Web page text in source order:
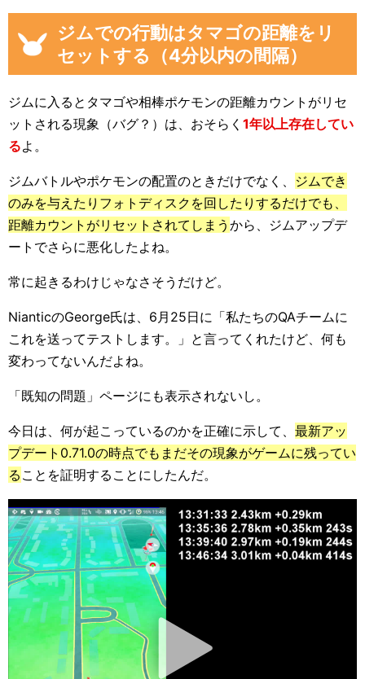
ジムでの行動はタマゴの距離をリ
セットする（4分以内の間隔）
ジムに入るとタマゴや相棒ポケモンの距離カウントがリセ
ットされる現象（バグ？）は、おそらく 1年以上存在してい
るよ。
ジムバトルやポケモンの配置のときだけでなく、 ジムでき
のみを与えたりフォトディスクを回したりするだけでも、
距離カウントがリセットされてしまう から、ジムアップデ
ートでさらに悪化したよね。
常に起きるわけじゃなさそうだけど。
NianticのGeorge氏は、6月25日に「私たちのQAチームに
これを送ってテストします。」と言ってくれたけど、何も
変わってないんだよね。
「既知の問題」ページにも表示されないし。
今日は、何が起こっているのかを正確に示して、 最新アッ
プデート0.71.0の時点でもまだその現象がゲームに残ってい
る ことを証明することにしたんだ。